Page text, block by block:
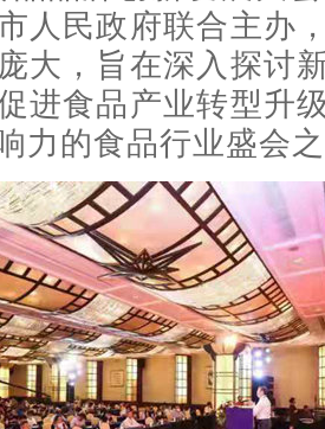
人民政府联合主办
大，旨在深入探讨
进食品产业转型升
力的食品行业盛会